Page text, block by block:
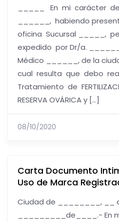
_____ En mi carácter
______, habiendo
oficina Sucursal _____,
expedido por Dr/a.
Médico ______, de la
cual resulta que debo
Tratamiento de
RESERVA OVÁRICA y […]
08/10/2020
Carta Documento
Uso de Marca
Ciudad de ________, __
_________de____.- En